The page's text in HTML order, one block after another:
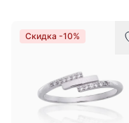
Скидка -10%